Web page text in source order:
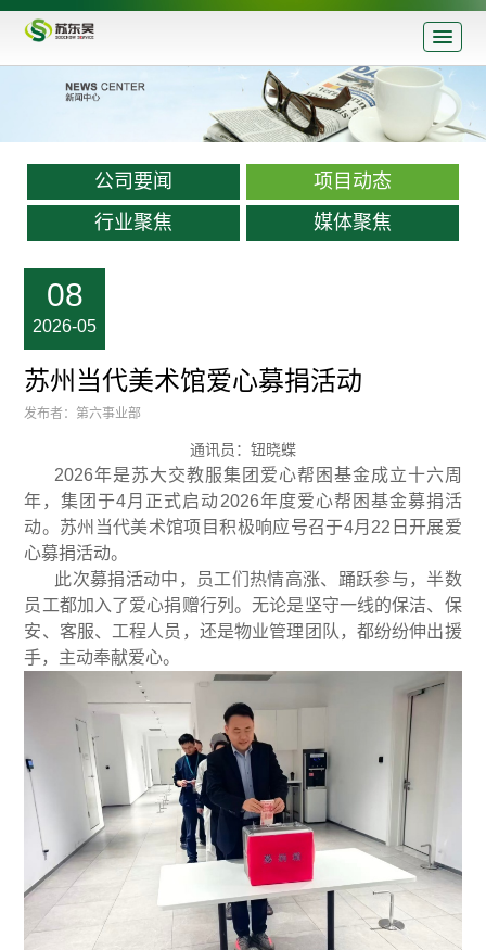
公司要闻
项目动态
行业聚焦
媒体聚焦
08
2026-05
苏州当代美术馆爱心募捐活动
发布者：第六事业部
通讯员：钮晓蝶
2026年是苏大交教服集团爱心帮困基金成立十六周
年，集团于4月正式启动2026年度爱心帮困基金募捐活
动。苏州当代美术馆项目积极响应号召于4月22日开展爱
心募捐活动。
此次募捐活动中，员工们热情高涨、踊跃参与，半数
员工都加入了爱心捐赠行列。无论是坚守一线的保洁、保
安、客服、工程人员，还是物业管理团队，都纷纷伸出援
手，主动奉献爱心。